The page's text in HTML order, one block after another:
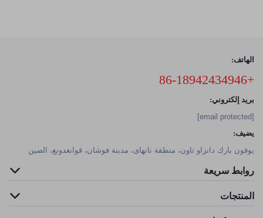
الهاتف:
+86-18942434946
بريد إلكتروني:
[email protected]
يضيف:
يوفون بارك دانزاو تاون، منطقة نانهاى، مدينة فوشان، قوانغدونغ، الصين
روابط سريعة
المنتجات